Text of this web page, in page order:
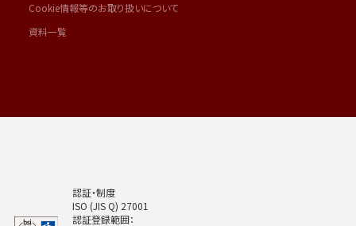
Cookie情報等のお取り扱いについて
資料一覧
認証・制度
ISO (JIS Q) 27001
認証登録範囲：